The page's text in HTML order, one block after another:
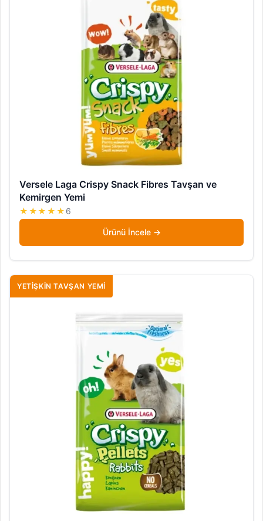
Versele Laga Crispy Snack Fibres Tavşan ve
Kemirgen Yemi
★★★★★ 6
Ürünü İncele
YETIŞKIN TAVŞAN YEMI